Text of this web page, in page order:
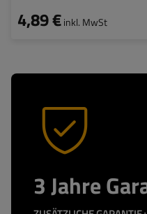
4,89 €inkl. MwSt
3 Jahre